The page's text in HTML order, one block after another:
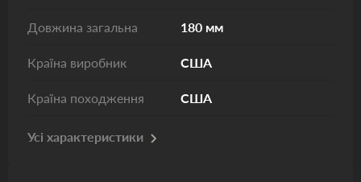
Довжина загальна 180 мм
Країна виробник США
Країна походження США
Усі характеристики